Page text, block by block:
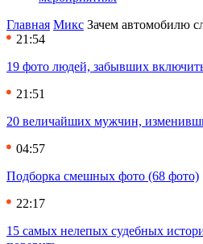
Главная Микс Зачем автомобилю
21:54
19 фото людей, забывших
21:51
20 величайших мужчин,
04:57
Подборка смешных фото (68 фото)
22:17
15 самых нелепых судебных